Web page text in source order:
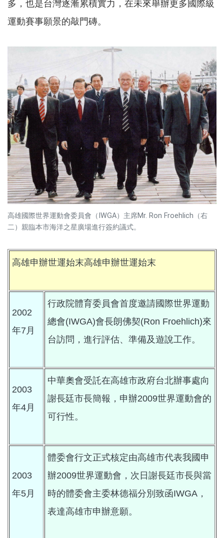
多，也是台灣逐漸累積實力，在未來舉辦更多國際級
運動賽事願景的敲門磚。
高雄國際世界運動會委員會（IWGA）主席Mr. Ron Froehlich（右
二）親臨本市海洋之星廣場進行簽約議式。
高雄申辦世運始末高雄申辦世運始末
2002
年7 月
行政院體育委員會首度邀請國際世界運動
總會(IWGA)會長朗佛契(Ron Froehlich)來
台訪問，進行評估、準備及遊說工作。
2003
年4 月
中華奧會受託在高雄市政府台北辦事處向
謝長廷市長簡報，申辦2009世界運動會的
可行性。
2003
年5 月
體委會行文正式核定由高雄市代表我國申
辦2009世界運動會，次日謝長廷市長與當
時的體委會主委林德福分別致函IWGA ，
表達高雄市申辦意願。